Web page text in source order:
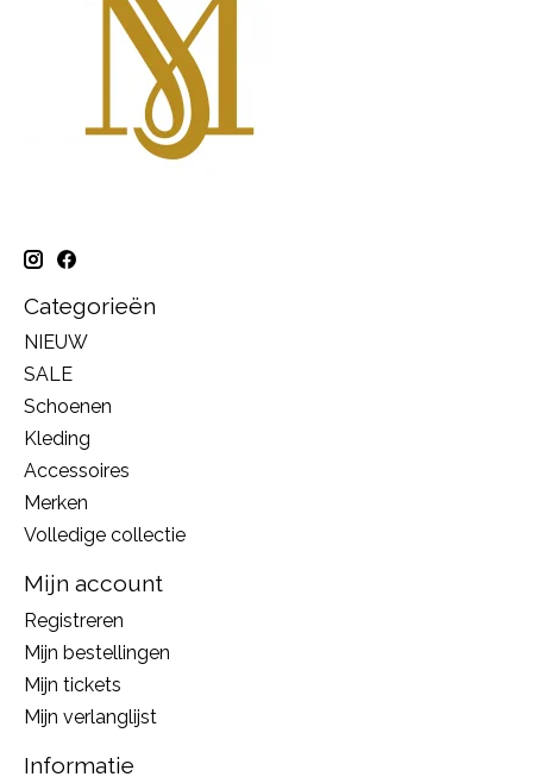
Categorieën
NIEUW
SALE
Schoenen
Kleding
Accessoires
Merken
Volledige collectie
Mijn account
Registreren
Mijn bestellingen
Mijn tickets
Mijn verlanglijst
Informatie